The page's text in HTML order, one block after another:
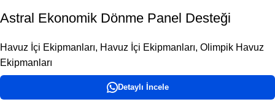
Astral Ekonomik Dönme Panel Desteği
Havuz İçi Ekipmanları, Havuz İçi Ekipmanları, Olimpik Havuz
Ekipmanları
Detaylı İncele